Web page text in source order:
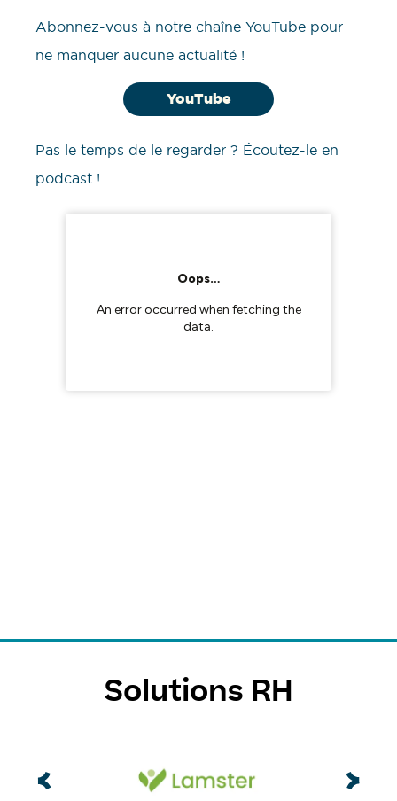
Abonnez-vous à notre chaîne YouTube pour
ne manquer aucune actualité !
YouTube
Pas le temps de le regarder ? Écoutez-le en
podcast !
Solutions RH